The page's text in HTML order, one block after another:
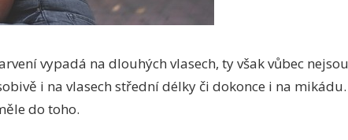
vypadá na dlouhých vlasech, ty však vůbec nejsou
i na vlasech střední délky či dokonce i na mikádu.
do toho.